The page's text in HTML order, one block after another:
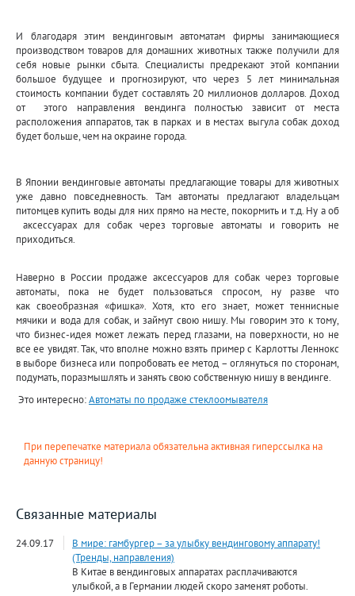
И благодаря этим вендинговым автоматам фирмы занимающиеся
производством товаров для домашних животных также получили для
себя новые рынки сбыта. Специалисты предрекают этой компании
большое будущее и прогнозируют, что через 5 лет минимальная
стоимость компании будет составлять 20 миллионов долларов. Доход
от этого направления вендинга полностью зависит от места
расположения аппаратов, так в парках и в местах выгула собак доход
будет больше, чем на окраине города.
В Японии вендинговые автоматы предлагающие товары для животных
уже давно повседневность. Там автоматы предлагают владельцам
питомцев купить воды для них прямо на месте, покормить и т.д. Ну а об
аксессуарах для собак через торговые автоматы и говорить не
приходиться.
Наверно в России продаже аксессуаров для собак через торговые
автоматы, пока не будет пользоваться спросом, ну разве что
как своеобразная «фишка». Хотя, кто его знает, может теннисные
мячики и вода для собак, и займут свою нишу. Мы говорим это к тому,
что бизнес-идеяможет лежать перед глазами, на поверхности, но не
все ее увидят. Так, что вполне можно взять пример с Карлотты Леннокс
в выборе бизнеса или попробовать ее метод – оглянуться по сторонам,
подумать, поразмышлять и занять свою собственную нишу в вендинге.
Это интересно:Автоматы по продаже стеклоомывателя
При перепечатке материала обязательна активная гиперссылка на
данную страницу!
Связанные материалы
24.09.17
В мире: гамбургер – за улыбку вендинговому аппарату!
(Тренды, направления)
В Китае в вендинговых аппаратах расплачиваются
улыбкой, а в Германии людей скоро заменят роботы.